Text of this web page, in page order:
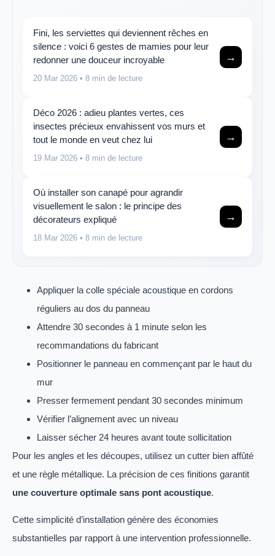
Fini, les serviettes qui deviennent rêches en
silence : voici 6 gestes de mamies pour leur
redonner une douceur incroyable
20 Mar 2026 • 8 min de lecture
→
Déco 2026 : adieu plantes vertes, ces
insectes précieux envahissent vos murs et
tout le monde en veut chez lui
19 Mar 2026 • 8 min de lecture
→
Où installer son canapé pour agrandir
visuellement le salon : le principe des
décorateurs expliqué
18 Mar 2026 • 8 min de lecture
→
Appliquer la colle spéciale acoustique en cordons
réguliers au dos du panneau
Attendre 30 secondes à 1 minute selon les
recommandations du fabricant
Positionner le panneau en commençant par le haut du
mur
Presser fermement pendant 30 secondes minimum
Vérifier l’alignement avec un niveau
Laisser sécher 24 heures avant toute sollicitation
Pour les angles et les découpes, utilisez un cutter bien affûté
et une règle métallique. La précision de ces finitions garantit
une couverture optimale sans pont acoustique.
Cette simplicité d’installation génère des économies
substantielles par rapport à une intervention professionnelle.